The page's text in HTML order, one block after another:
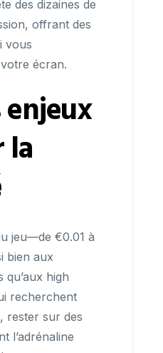
des dizaines de
offrant des
vous
écran.
la
jeu—de €0.01 à
bien aux
high
recherchent
rester sur des
l’adrénaline